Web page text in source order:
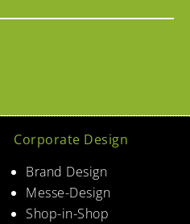
Corporate Design
Brand Design
Messe-Design
Shop-in-Shop